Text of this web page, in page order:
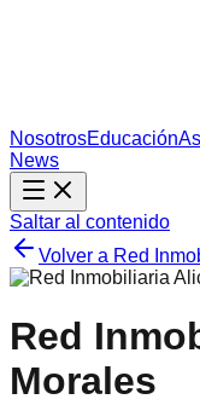
NosotrosEducación
News
Saltar al contenido
Volver a Red
Red
Morales